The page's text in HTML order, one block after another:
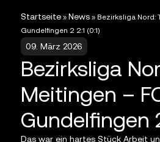
Startseite» News» Bezirksliga Nord:
Gundelfingen 2 2:1 (0:1)
09. März 2026
Bezirksliga
Meitingen –
Gundelfingen
Das war ein hartes Stück Arbeit